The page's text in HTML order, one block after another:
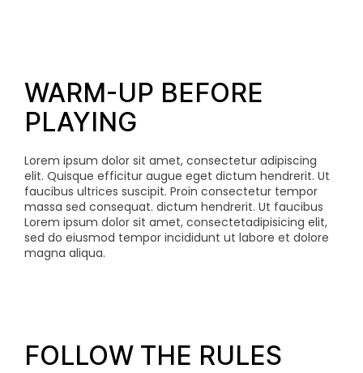
WARM-UP BEFORE
PLAYING
Lorem ipsum dolor sit amet, consectetur adipiscing
elit. Quisque efficitur augue eget dictum hendrerit. Ut
faucibus ultrices suscipit. Proin consectetur tempor
massa sed consequat. dictum hendrerit. Ut faucibus
Lorem ipsum dolor sit amet, consectetadipisicing elit,
sed do eiusmod tempor incididunt ut labore et dolore
magna aliqua.
FOLLOW THE RULES